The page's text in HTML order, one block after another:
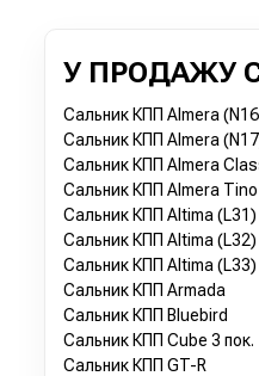
У ПРОДАЖУ
Сальник КПП Almera
Сальник КПП Almera
Сальник КПП Almera
Сальник КПП Almera
Сальник КПП Altima
Сальник КПП Altima
Сальник КПП Altima
Сальник КПП Armada
Сальник КПП Bluebird
Сальник КПП Cube 3 пок.
Сальник КПП GT-R